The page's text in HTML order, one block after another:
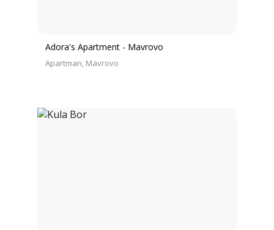
Adora's Apartment - Mavrovo
Apartman Mavrovo